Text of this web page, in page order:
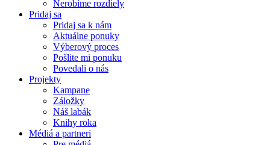
Nerobíme rozdiely
Pridaj sa
Pridaj sa k nám
Aktuálne ponuky
Výberový proces
Pošlite mi ponuku
Povedali o nás
Projekty
Kampane
Záložky
Náš labák
Knihy roka
Médiá a partneri